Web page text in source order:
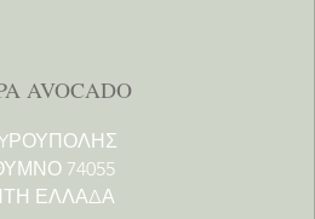
AVOCADO
74055
ΕΛΛΑΔΑ